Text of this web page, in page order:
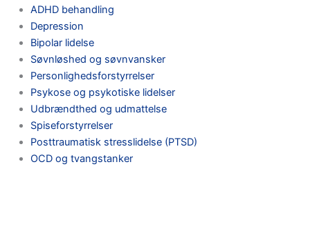
ADHD behandling
Depression
Bipolar lidelse
Søvnløshed og søvnvansker
Personlighedsforstyrrelser
Psykose og psykotiske lidelser
Udbrændthed og udmattelse
Spiseforstyrrelser
Posttraumatisk stresslidelse (PTSD)
OCD og tvangstanker